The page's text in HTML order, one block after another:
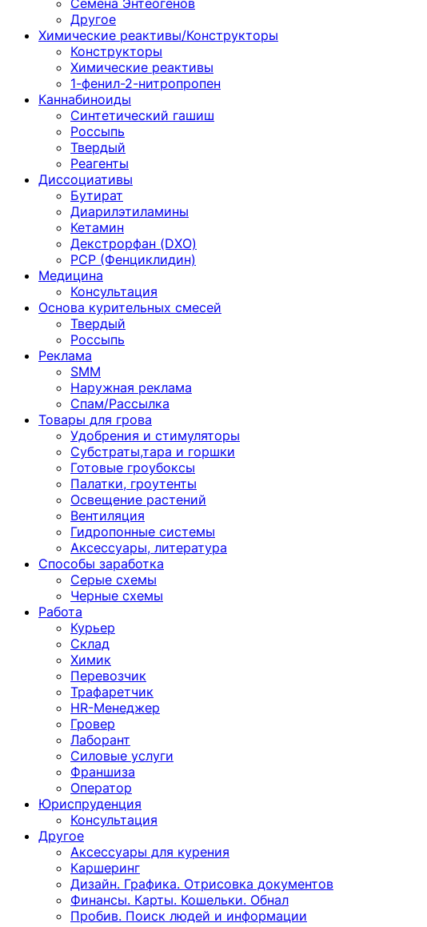
Семена Энтеогенов
Другое
Химические реактивы/Конструкторы
Конструкторы
Химические реактивы
1-фенил-2-нитропропен
Каннабиноиды
Синтетический гашиш
Россыпь
Твердый
Реагенты
Диссоциативы
Бутират
Диарилэтиламины
Кетамин
Декстрорфан (DXO)
PCP (Фенциклидин)
Медицина
Консультация
Основа курительных смесей
Твердый
Россыпь
Реклама
SMM
Наружная реклама
Спам/Рассылка
Товары для грова
Удобрения и стимуляторы
Субстраты,тара и горшки
Готовые гроубоксы
Палатки, гроутенты
Освещение растений
Вентиляция
Гидропонные системы
Аксессуары, литература
Способы заработка
Серые схемы
Черные схемы
Работа
Курьер
Склад
Химик
Перевозчик
Трафаретчик
HR-Менеджер
Гровер
Лаборант
Силовые услуги
Франшиза
Оператор
Юриспруденция
Консультация
Другoе
Аксессуары для курения
Каршеринг
Дизайн. Графика. Отрисовка документов
Финансы. Карты. Кошельки. Обнал
Пробив. Поиск людей и информации